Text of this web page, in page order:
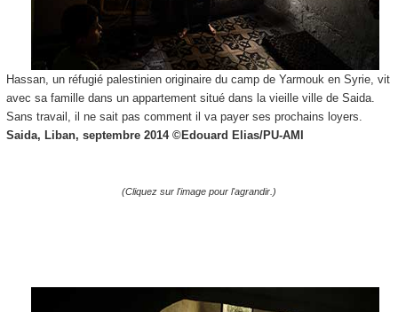
Hassan, un réfugié palestinien originaire du camp de Yarmouk en Syrie, vit
avec sa famille dans un appartement situé dans la vieille ville de Saida.
Sans travail, il ne sait pas comment il va payer ses prochains loyers.
Saida, Liban, septembre 2014 ©Edouard Elias/PU-AMI
(Cliquez sur l'image pour l'agrandir.)